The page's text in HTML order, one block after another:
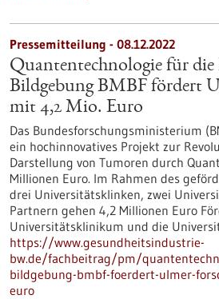
Pressemitteilung - 08.12.2022
Quantentechnologie für die
Bildgebung BMBF fördert
mit 4,2 Mio. Euro
Das Bundesforschungsministerium
ein hochinnovatives Projekt zur
Darstellung von Tumoren durch
Millionen Euro. Im Rahmen des
drei Universitätsklinken, zwei
Partnern gehen 4,2 Millionen Euro
Universitätsklinikum und die
https://www.gesundheitsindustrie-
bw.de/fachbeitrag/pm/
bildgebung-bmbf-foerdert-ulmer-
euro